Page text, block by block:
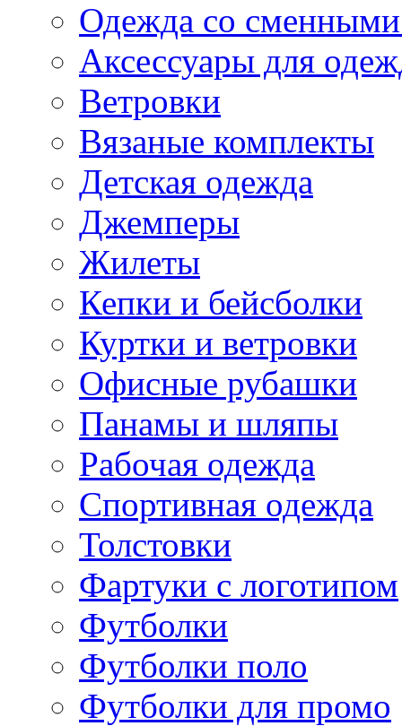
Одежда со сменными
Аксессуары для
Ветровки
Вязаные комплекты
Детская одежда
Джемперы
Жилеты
Кепки и бейсболки
Куртки и ветровки
Офисные рубашки
Панамы и шляпы
Рабочая одежда
Спортивная одежда
Толстовки
Фартуки с логотипом
Футболки
Футболки поло
Футболки для промо